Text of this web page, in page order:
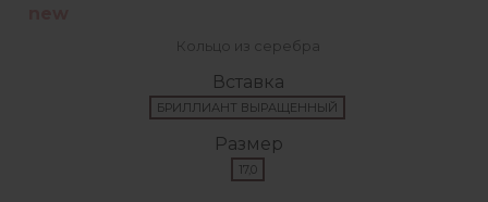
Кольцо из серебра
Вставка
БРИЛЛИАНТ ВЫРАЩЕННЫЙ
Размер
17,0